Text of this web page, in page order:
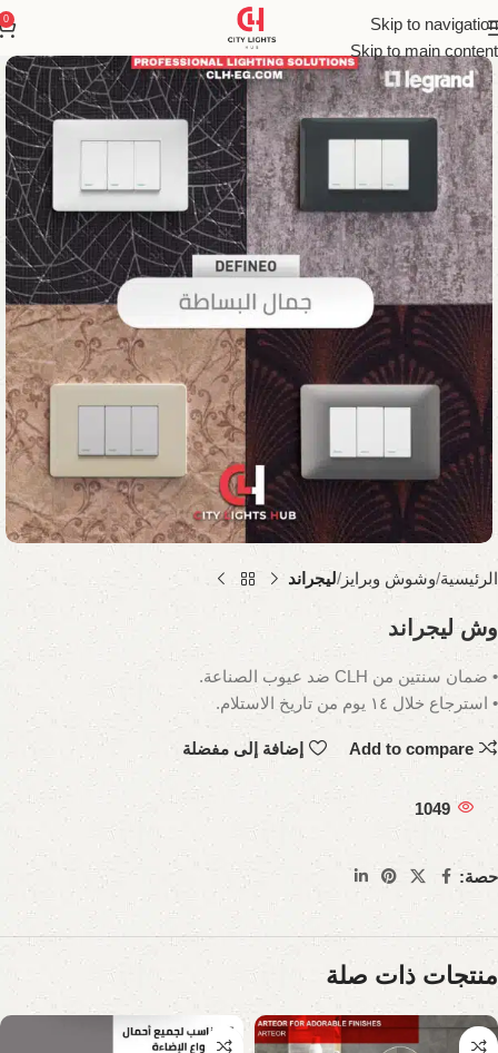
Skip to navigation
Skip to main content
0
الرئيسية وشوش وبرايز ليجراند
وش ليجراند
• ضمان سنتين من CLH ضد عيوب الصناعة.
• استرجاع خلال ١٤ يوم من تاريخ الاستلام.
Add to compare إضافة إلى مفضلة
1049
حصة:
منتجات ذات صلة